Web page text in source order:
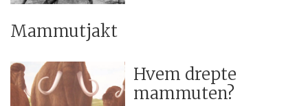
Mammutjakt
Hvem drepte
mammuten?